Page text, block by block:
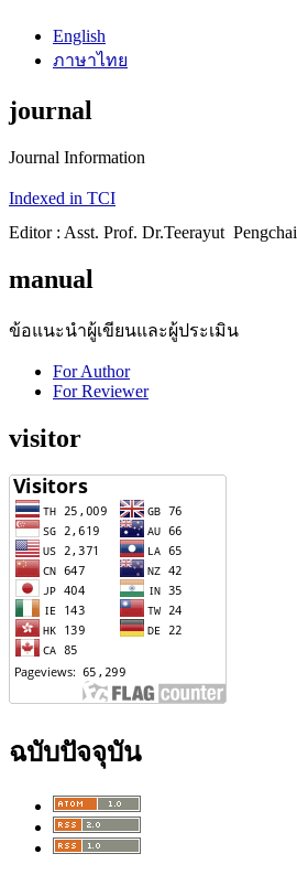
English
ภาษาไทย
journal
Journal Information
Indexed in TCI
Editor : Asst. Prof. Dr.Teerayut Pengchai
manual
ข้อแนะนำผู้เขียนและผู้ประเมิน
For Author
For Reviewer
visitor
ฉบับปัจจุบัน